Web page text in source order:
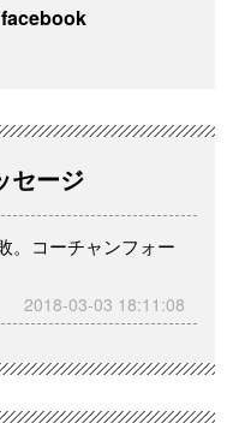
facebook
セージ
。コーチャンフォー
2018-03-03 18:11:08